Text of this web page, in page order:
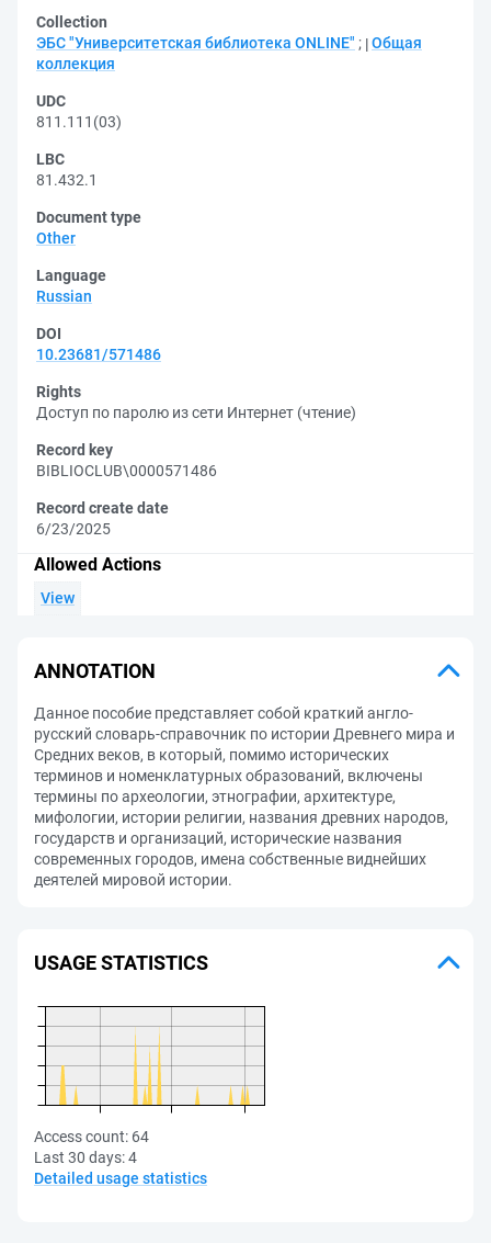
Collection
ЭБС "Университетская библиотека ONLINE" ; Общая
коллекция
UDC
811.111(03)
LBC
81.432.1
Document type
Other
Language
Russian
DOI
10.23681/571486
Rights
Доступ по паролю из сети Интернет (чтение)
Record key
BIBLIOCLUB\0000571486
Record create date
6/23/2025
Allowed Actions
View
ANNOTATION
Данное пособие представляет собой краткий англо-
русский словарь-справочник по истории Древнего мира и
Средних веков, в который, помимо исторических
терминов и номенклатурных образований, включены
термины по археологии, этнографии, архитектуре,
мифологии, истории религии, названия древних народов,
государств и организаций, исторические названия
современных городов, имена собственные виднейших
деятелей мировой истории.
USAGE STATISTICS
Access count: 64
Last 30 days:4
Detailed usage statistics